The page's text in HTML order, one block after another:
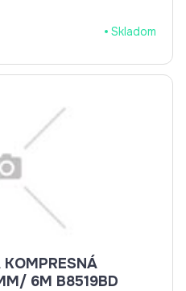
Skladom
KOMPRESNÁ
EXPANZNÁ Š.15X30MM/ 6M B8519BD